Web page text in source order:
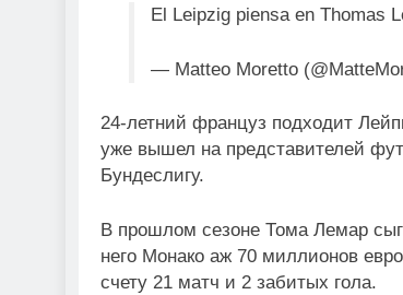
El Leipzig piensa en Thomas
— Matteo Moretto
24-летний француз подходит
уже вышел на представителей
Бундеслигу.
В прошлом сезоне Тома Лемар
него Монако аж 70 миллионов
счету 21 матч и 2 забитых гола.